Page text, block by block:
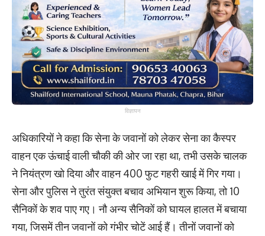
विज्ञापन
अधिकारियों ने कहा कि सेना के जवानों को लेकर सेना का कैस्पर
वाहन एक ऊंचाई वाली चौकी की ओर जा रहा था, तभी उसके चालक
ने नियंत्रण खो दिया और वाहन 400 फुट गहरी खाई में गिर गया।
सेना और पुलिस ने तुरंत संयुक्त बचाव अभियान शुरू किया, तो 10
सैनिकों के शव पाए गए। नौ अन्य सैनिकों को घायल हालत में बचाया
गया, जिसमें तीन जवानों को गंभीर चोटें आई हैं। तीनों जवानों को